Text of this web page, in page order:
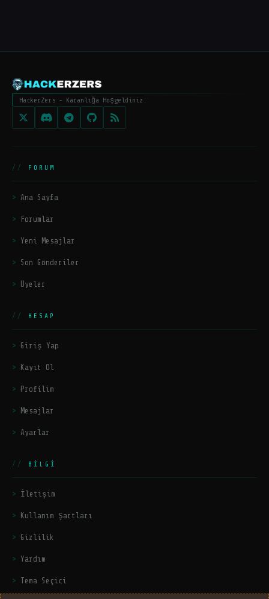
HackerZers - Karanlığa Hoşgeldiniz.
FORUM
Ana Sayfa
Forumlar
Yeni Mesajlar
Son Gönderiler
Üyeler
HESAP
Giriş Yap
Kayıt Ol
Profilim
Mesajlar
Ayarlar
BILGI
İletişim
Kullanım Şartları
Gizlilik
Yardım
Tema Seçici